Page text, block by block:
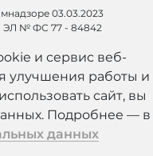
03.03.2023
ЭЛ № ФС 77 - 84842
и сервис веб-
улучшения работы и
сайт, вы
Подробнее — в
данных